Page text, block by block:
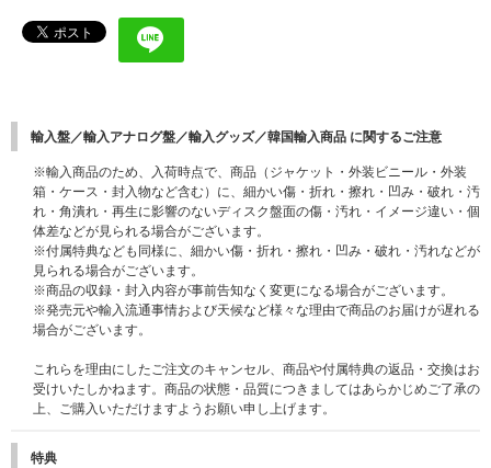
輸入盤／輸入アナログ盤／輸入グッズ／韓国輸入商品 に関するご注意
※輸入商品のため、入荷時点で、商品（ジャケット・外装ビニール・外装
箱・ケース・封入物など含む）に、細かい傷・折れ・擦れ・凹み・破れ・汚
れ・角潰れ・再生に影響のないディスク盤面の傷・汚れ・イメージ違い・個
体差などが見られる場合がございます。
※付属特典なども同様に、細かい傷・折れ・擦れ・凹み・破れ・汚れなどが
見られる場合がございます。
※商品の収録・封入内容が事前告知なく変更になる場合がございます。
※発売元や輸入流通事情および天候など様々な理由で商品のお届けが遅れる
場合がございます。
これらを理由にしたご注文のキャンセル、商品や付属特典の返品・交換はお
受けいたしかねます。商品の状態・品質につきましてはあらかじめご了承の
上、ご購入いただけますようお願い申し上げます。
特典